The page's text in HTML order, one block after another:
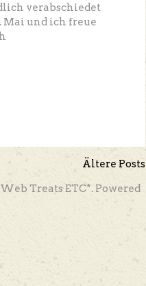
verabschiedet
Mai und ich freue
Ältere Posts
Treats ETC*. Powered